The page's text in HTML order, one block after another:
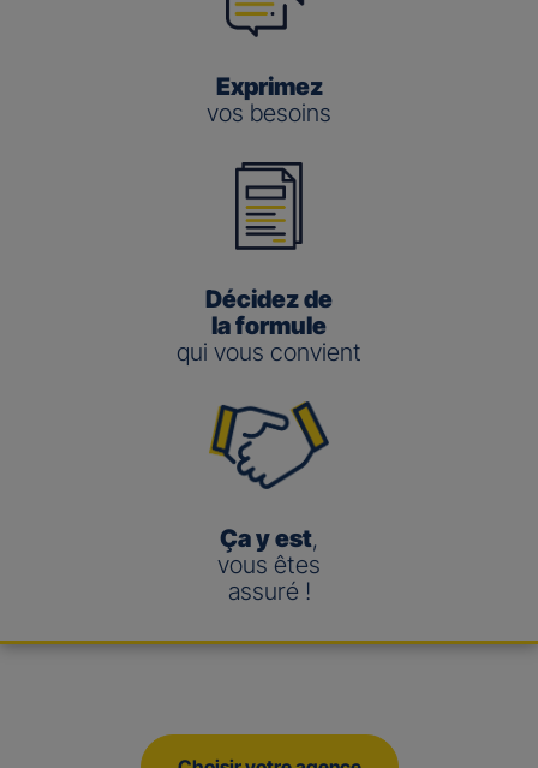
Exprimez
vos besoins
Décidez de
la formule
qui vous convient
Ça y est,
vous êtes
assuré !